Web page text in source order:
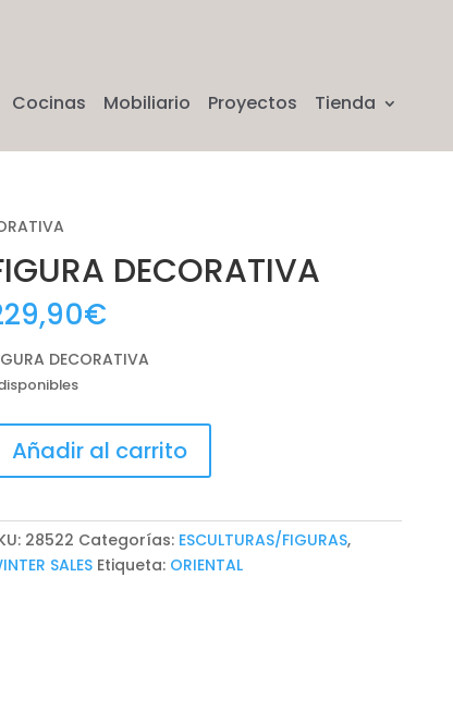
Cocinas Mobiliario Proyectos Tienda
DECORATIVA
€
DECORATIVA
Añadir al carrito
28522 Categorías: ESCULTURAS/FIGURAS,
SALES Etiqueta: ORIENTAL